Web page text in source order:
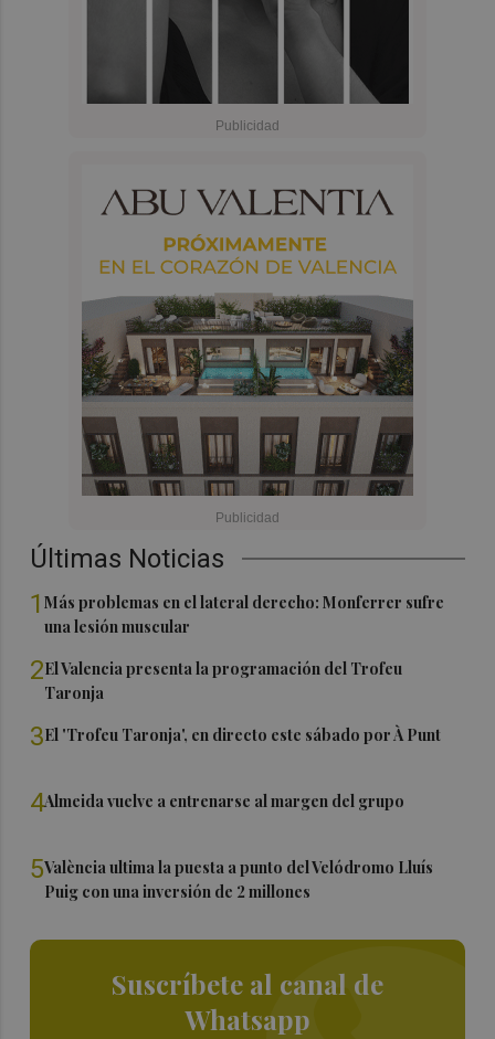
Últimas Noticias
1Más problemas en el lateral derecho: Monferrer sufre
una lesión muscular
2El Valencia presenta la programación del Trofeu
Taronja
3El 'Trofeu Taronja', en directo este sábado por À Punt
4Almeida vuelve a entrenarse al margen del grupo
5València ultima la puesta a punto del Velódromo Lluís
Puig con una inversión de 2 millones
Suscríbete al canal de
Whatsapp